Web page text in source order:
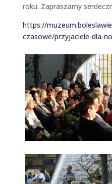
roku. Zapraszamy
https://
czasowe/przyjaciele-dla-